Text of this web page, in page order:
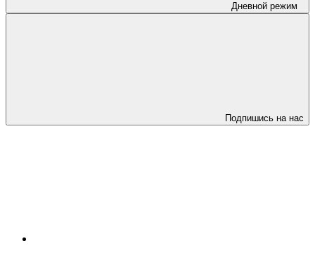
Дневной режим
Подпишись на нас